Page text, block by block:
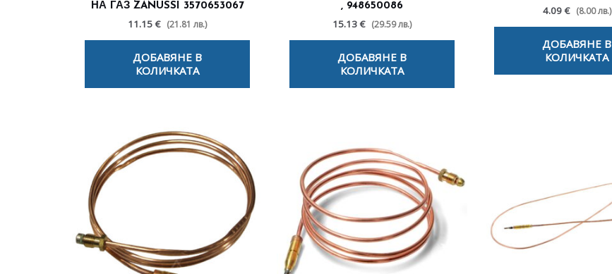
НА ГАЗ ZANUSSI 3570653067
11.15 € (21.81 лв.)
ДОБАВЯНЕ В
КОЛИЧКАТА
, 948650086
15.13 € (29.59 лв.)
ДОБАВЯНЕ В
КОЛИЧКАТА
4.09 € (8.00 лв.)
ДОБАВЯНЕ В
КОЛИЧКАТА